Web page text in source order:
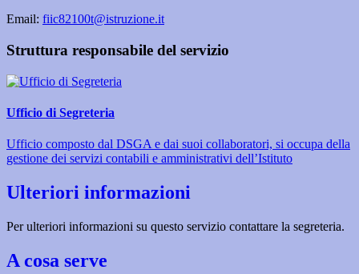
Email: fiic82100t@istruzione.it
Struttura responsabile del servizio
Ufficio di Segreteria
Ufficio composto dal DSGA e dai suoi collaboratori, si occupa della
gestione dei servizi contabili e amministrativi dell’Istituto
Ulteriori informazioni
Per ulteriori informazioni su questo servizio contattare la segreteria.
A cosa serve